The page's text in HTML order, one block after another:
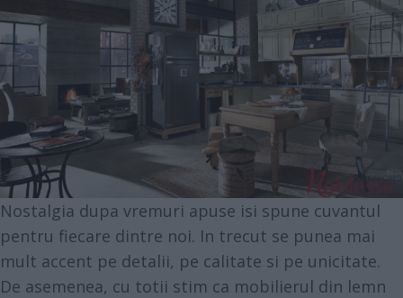
Nostalgia dupa vremuri apuse isi spune cuvantul
pentru fiecare dintre noi. In trecut se punea mai
mult accent pe detalii, pe calitate si pe unicitate.
De asemenea, cu totii stim ca mobilierul din lemn